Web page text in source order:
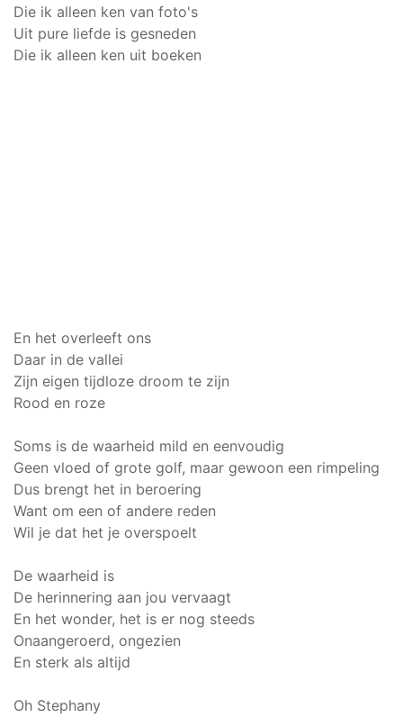
Die ik alleen ken van foto's
Uit pure liefde is gesneden
Die ik alleen ken uit boeken
En het overleeft ons
Daar in de vallei
Zijn eigen tijdloze droom te zijn
Rood en roze
Soms is de waarheid mild en eenvoudig
Geen vloed of grote golf, maar gewoon een rimpeling
Dus brengt het in beroering
Want om een of andere reden
Wil je dat het je overspoelt
De waarheid is
De herinnering aan jou vervaagt
En het wonder, het is er nog steeds
Onaangeroerd, ongezien
En sterk als altijd
Oh Stephany